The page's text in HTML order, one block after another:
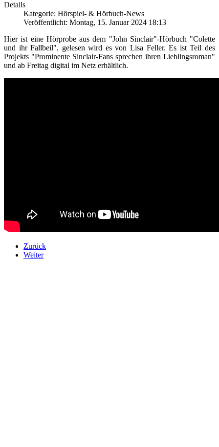
Details
Kategorie: Hörspiel- & Hörbuch-News
Veröffentlicht: Montag, 15. Januar 2024 18:13
Hier ist eine Hörprobe aus dem "John Sinclair"-Hörbuch "Colette
und ihr Fallbeil", gelesen wird es von Lisa Feller. Es ist Teil des
Projekts "Prominente Sinclair-Fans sprechen ihren Lieblingsroman"
und ab Freitag digital im Netz erhältlich.
Zurück
Weiter